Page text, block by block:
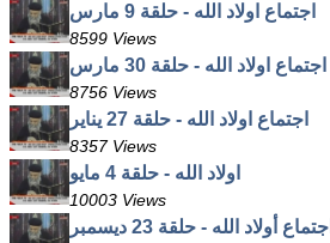
اجتماع اولاد الله - حلقة 9 مارس
8599 Views
اجتماع اولاد الله - حلقة 30 مارس
8756 Views
اجتماع اولاد الله - حلقة 27 يناير
8357 Views
اولاد الله - حلقة 4 مايو
10003 Views
اجتماع أولاد الله - حلقة 23 ديسمبر